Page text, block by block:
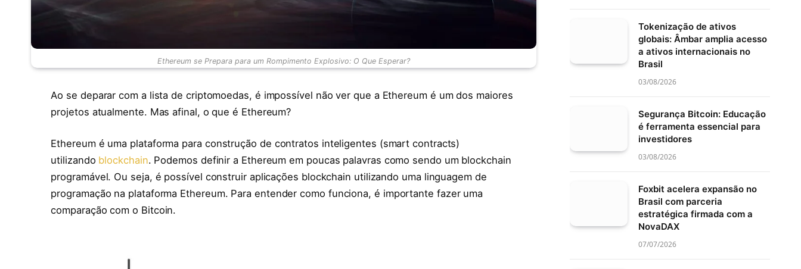
Ethereum se Prepara para um Rompimento Explosivo: O Que Esperar?
Ao se deparar com a lista de criptomoedas, é impossível não ver que a Ethereum é um dos maiores
projetos atualmente. Mas afinal, o que é Ethereum?
Ethereum é uma plataforma para construção de contratos inteligentes (smart contracts)
utilizando blockchain. Podemos definir a Ethereum em poucas palavras como sendo um blockchain
programável. Ou seja, é possível construir aplicações blockchain utilizando uma linguagem de
programação na plataforma Ethereum. Para entender como funciona, é importante fazer uma
comparação com o Bitcoin.
Tokenização de ativos
globais: Âmbar amplia acesso
a ativos internacionais no
Brasil
03/08/2026
Segurança Bitcoin: Educação
é ferramenta essencial para
investidores
03/08/2026
Foxbit acelera expansão no
Brasil com parceria
estratégica firmada com a
NovaDAX
07/07/2026